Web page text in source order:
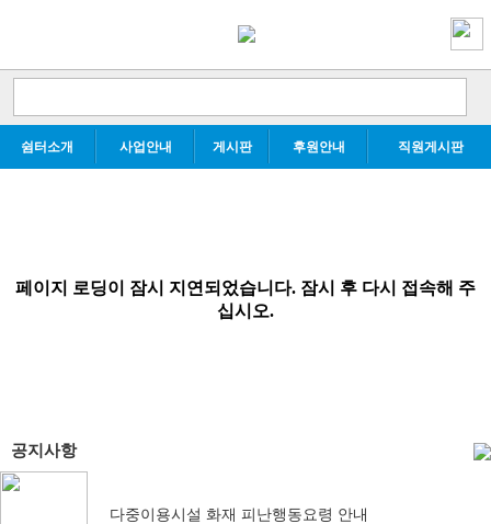
쉼터소개 사업안내 게시판 후원안내 직원게시판
공지사항
다중이용시설 화재 피난행동요령 안내